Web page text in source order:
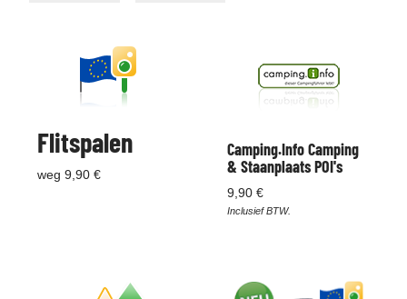
Flitspalen
weg 9,90 €
Camping.Info Camping
& Staanplaats POI's
9,90 €
Inclusief BTW.